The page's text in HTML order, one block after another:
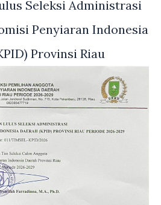
Seleksi Administrasi
Penyiaran Indonesia
Provinsi Riau